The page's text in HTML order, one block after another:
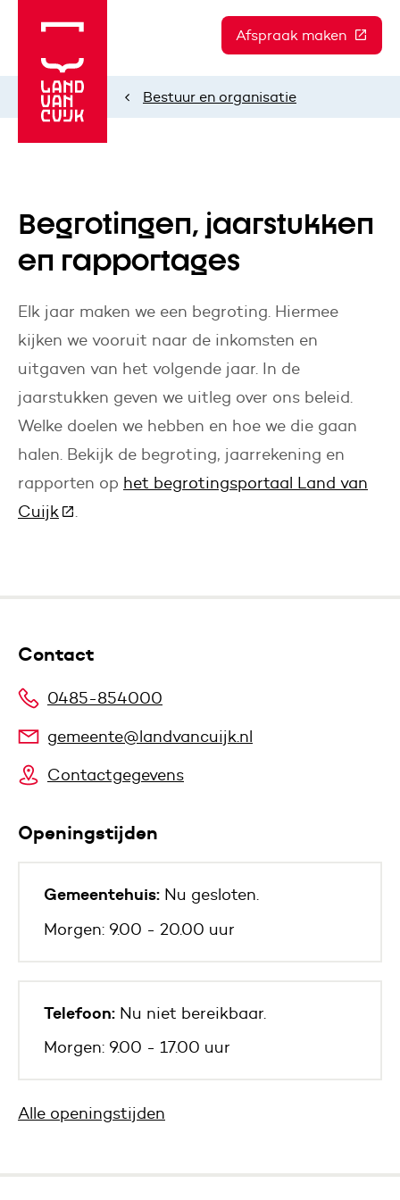
Afspraak maken (Deze
HomeBestuur en organisatie
Begrotingen, jaarstukken
en rapportages
Elk jaar maken we een begroting. Hiermee
kijken we vooruit naar de inkomsten en
uitgaven van het volgende jaar. In de
jaarstukken geven we uitleg over ons beleid.
Welke doelen we hebben en hoe we die gaan
halen. Bekijk de begroting, jaarrekening en
rapporten op het begrotingsportaal Land van
Cuijk(Deze link gaat naar een andere website)
.
Contact
0485-854000
gemeente@landvancuijk.nl
Contactgegevens
Openingstijden
Gemeentehuis: Nu gesloten.
Morgen: 9.00 - 20.00 uur
Telefoon: Nu niet bereikbaar.
Morgen: 9.00 - 17.00 uur
Alle openingstijden